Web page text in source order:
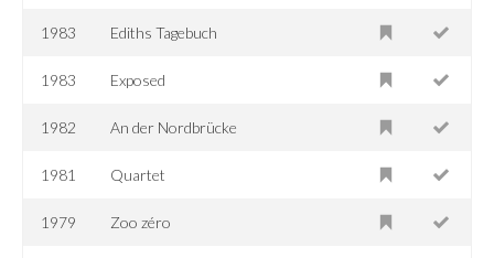
1983 Ediths Tagebuch
1983 Exposed
1982 An der Nordbrücke
1981 Quartet
1979 Zoo zéro